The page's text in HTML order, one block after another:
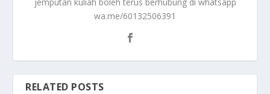
wa.me/60132506391
RELATED POSTS